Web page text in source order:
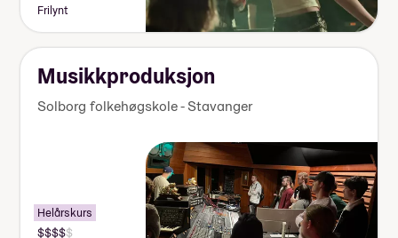
Frilynt
Musikkproduksjon
Solborg folkehøgskole - Stavanger
Helårskurs